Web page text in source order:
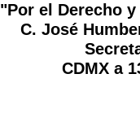
"Por el Derecho
C. José
CDMX a